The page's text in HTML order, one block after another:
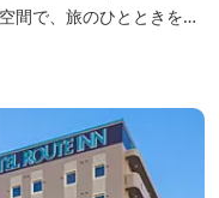
間で、旅のひとときを過